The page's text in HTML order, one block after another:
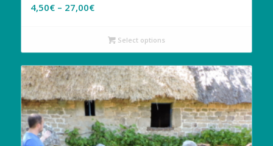
4,50€– 27,00€
Select options